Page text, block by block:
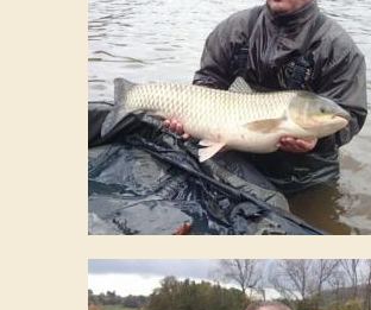
Galerie
Kontakt
Rezervace